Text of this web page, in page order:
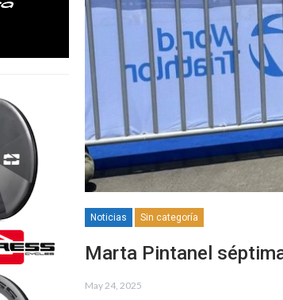
Noticias Sin categoría
Marta Pintanel
May 24, 2025